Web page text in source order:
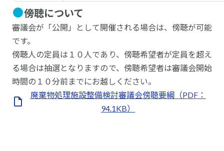
傍聴について
審議会が「公開」として開催される場合は、傍聴が可能
です。
傍聴人の定員は１０人であり、傍聴希望者が定員を超え
る場合は抽選となりますので、傍聴希望者は審議会開始
時間の１０分前までにお越しください。
廃棄物処理施設整備検討審議会傍聴要綱（PDF：
94.1KB）